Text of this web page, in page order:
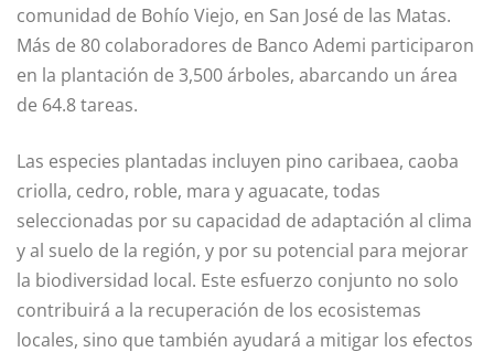
comunidad de Bohío Viejo, en San José de las Matas.
Más de 80 colaboradores de Banco Ademi participaron
en la plantación de 3,500 árboles, abarcando un área
de 64.8 tareas.
Las especies plantadas incluyen pino caribaea, caoba
criolla, cedro, roble, mara y aguacate, todas
seleccionadas por su capacidad de adaptación al clima
y al suelo de la región, y por su potencial para mejorar
la biodiversidad local. Este esfuerzo conjunto no solo
contribuirá a la recuperación de los ecosistemas
locales, sino que también ayudará a mitigar los efectos